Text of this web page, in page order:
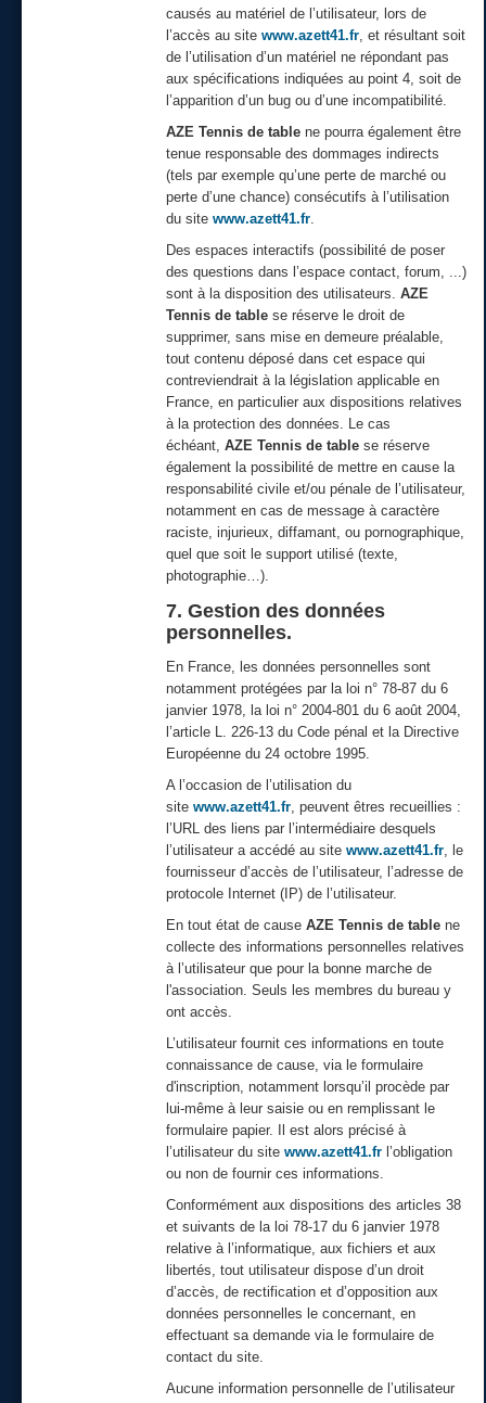
causés au matériel de l’utilisateur, lors de
l’accès au site www.azett41.fr, et résultant soit
de l’utilisation d’un matériel ne répondant pas
aux spécifications indiquées au point 4, soit de
l’apparition d’un bug ou d’une incompatibilité.
AZE Tennis de tablene pourra également être
tenue responsable des dommages indirects
(tels par exemple qu’une perte de marché ou
perte d’une chance) consécutifs à l’utilisation
du site www.azett41.fr.
Des espaces interactifs (possibilité de poser
des questions dans l’espace contact, forum, ...)
sont à la disposition des utilisateurs. AZE
Tennis de tablese réserve le droit de
supprimer, sans mise en demeure préalable,
tout contenu déposé dans cet espace qui
contreviendrait à la législation applicable en
France, en particulier aux dispositions relatives
à la protection des données. Le cas
échéant, AZE Tennis de tablese réserve
également la possibilité de mettre en cause la
responsabilité civile et/ou pénale de l’utilisateur,
notamment en cas de message à caractère
raciste, injurieux, diffamant, ou pornographique,
quel que soit le support utilisé (texte,
photographie…).
7. Gestion des données
personnelles.
En France, les données personnelles sont
notamment protégées par la loi n° 78-87 du 6
janvier 1978, la loi n° 2004-801 du 6 août 2004,
l’article L. 226-13 du Code pénal et la Directive
Européenne du 24 octobre 1995.
A l’occasion de l’utilisation du
site www.azett41.fr, peuvent êtres recueillies :
l’URL des liens par l’intermédiaire desquels
l’utilisateur a accédé au site www.azett41.fr, le
fournisseur d’accès de l’utilisateur, l’adresse de
protocole Internet (IP) de l’utilisateur.
En tout état de cause AZE Tennis de tablene
collecte des informations personnelles relatives
à l’utilisateur que pour la bonne marche de
l'association. Seuls les membres du bureau y
ont accès.
L’utilisateur fournit ces informations en toute
connaissance de cause, via le formulaire
d'inscription, notamment lorsqu’il procède par
lui-même à leur saisie ou en remplissant le
formulaire papier. Il est alors précisé à
l’utilisateur du site www.azett41.frl’obligation
ou non de fournir ces informations.
Conformément aux dispositions des articles 38
et suivants de la loi 78-17 du 6 janvier 1978
relative à l’informatique, aux fichiers et aux
libertés, tout utilisateur dispose d’un droit
d’accès, de rectification et d’opposition aux
données personnelles le concernant, en
effectuant sa demande via le formulaire de
contact du site.
Aucune information personnelle de l’utilisateur